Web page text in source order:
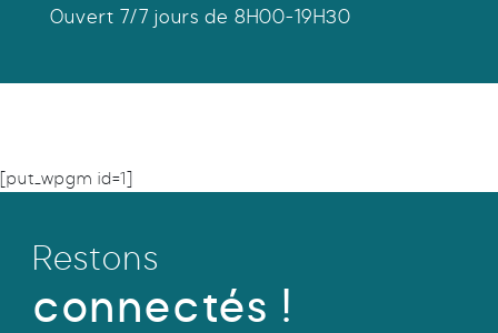
Ouvert 7/7 jours de 8H00-19H30
[put_wpgm id=1]
Restons
connectés !